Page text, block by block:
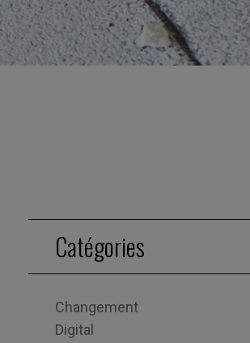
Catégories
Changement
Digital